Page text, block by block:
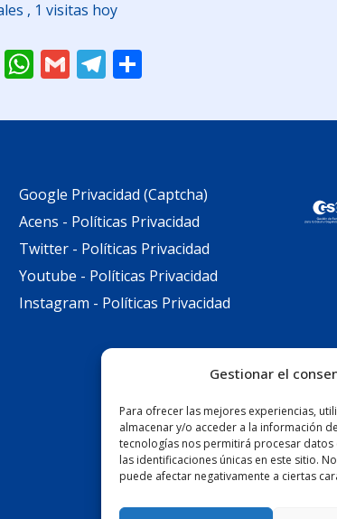
Gestionar el
Para ofrecer las mejores experiencias,
almacenar y/o acceder a la información
tecnologías nos permitirá procesar
las identificaciones únicas en este sitio.
puede afectar negativamente a ciertas
, 1 visitas hoy
LinkedIn
WhatsApp
GmailTelegram
Google Privacidad (Captcha)
Acens - Políticas Privacidad
Twitter - Políticas Privacidad
Youtube - Políticas Privacidad
Instagram - Políticas Privacidad